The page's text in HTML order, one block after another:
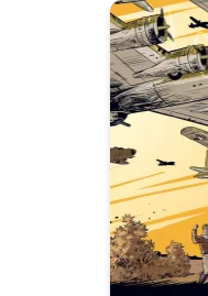
09/06/